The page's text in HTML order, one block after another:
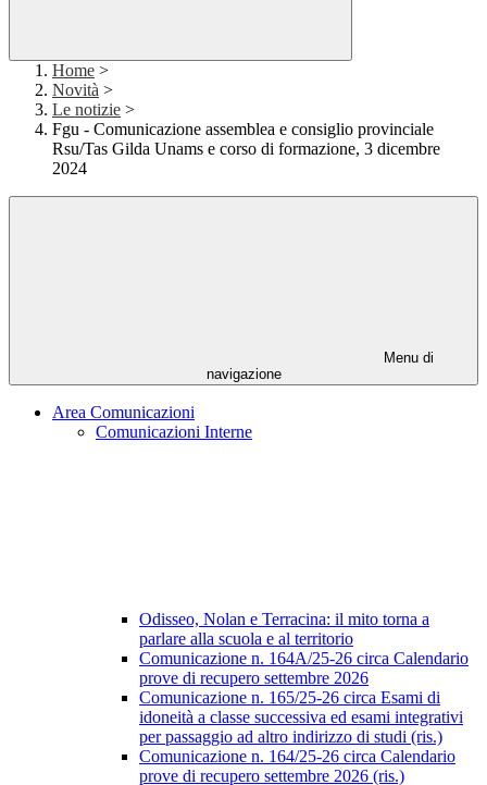
Home >
Novità >
Le notizie >
Fgu - Comunicazione assemblea e consiglio provinciale
Rsu/Tas Gilda Unams e corso di formazione, 3 dicembre
2024
Menu di
navigazione
Area Comunicazioni
Comunicazioni Interne
Odisseo, Nolan e Terracina: il mito torna a
parlare alla scuola e al territorio
Comunicazione n. 164A/25-26 circa Calendario
prove di recupero settembre 2026
Comunicazione n. 165/25-26 circa Esami di
idoneità a classe successiva ed esami integrativi
per passaggio ad altro indirizzo di studi (ris.)
Comunicazione n. 164/25-26 circa Calendario
prove di recupero settembre 2026 (ris.)